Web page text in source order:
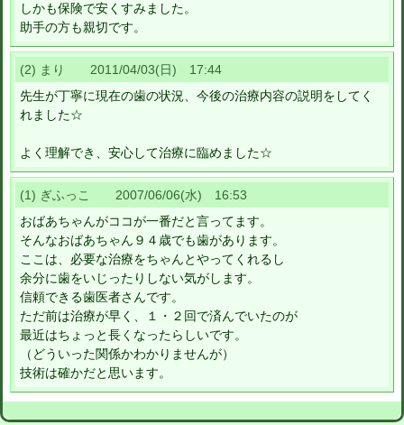
しかも保険で安くすみました。
助手の方も親切です。
(2) まり 2011/04/03(日) 17:44
先生が丁寧に現在の歯の状況、今後の治療内容の説明をしてく
れました☆
よく理解でき、安心して治療に臨めました☆
(1) ぎふっこ 2007/06/06(水) 16:53
おばあちゃんがココが一番だと言ってます。
そんなおばあちゃん９４歳でも歯があります。
ここは、必要な治療をちゃんとやってくれるし
余分に歯をいじったりしない気がします。
信頼できる歯医者さんです。
ただ前は治療が早く、１・２回で済んでいたのが
最近はちょっと長くなったらしいです。
（どういった関係かわかりませんが）
技術は確かだと思います。